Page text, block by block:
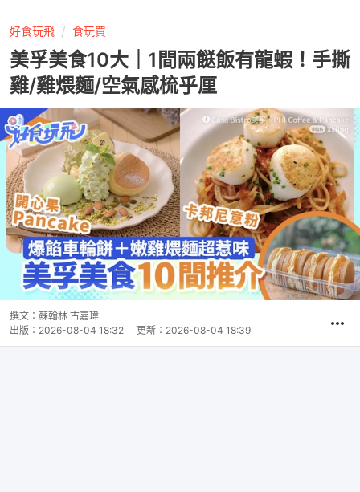
好食玩飛 食玩買
美孚美食10大｜1間兩餸飯有龍蝦！手撕
雞/雞煨麵/空氣感梳乎厘
撰文： 蘇翰林 古嘉瑋
出版： 2026-08-04 18:32 更新： 2026-08-04 18:39